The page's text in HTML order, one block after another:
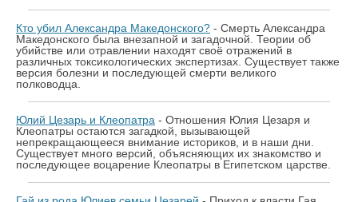
Кто убил Александра Македонского? - Смерть Александра
Македонского была внезапной и загадочной. Теории об
убийстве или отравлении находят своё отражений в
различных токсикологических экспертизах. Существует также
версия болезни и последующей смерти великого
полководца.
Юлий Цезарь и Клеопатра - Отношения Юлия Цезаря и
Клеопатры остаются загадкой, вызывающей
непрекращающееся внимание историков, и в наши дни.
Существует много версий, объясняющих их знакомство и
последующее воцарение Клеопатры в Египетском царстве.